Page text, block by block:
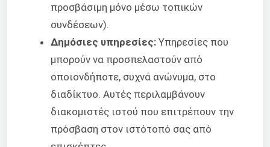
προσβάσιμη μόνο μέσω τοπικών
συνδέσεων).
Δημόσιες υπηρεσίες: Υπηρεσίες που
μπορούν να προσπελαστούν από
οποιονδήποτε, συχνά ανώνυμα, στο
διαδίκτυο. Αυτές περιλαμβάνουν
διακομιστές ιστού που επιτρέπουν την
πρόσβαση στον ιστότοπό σας από